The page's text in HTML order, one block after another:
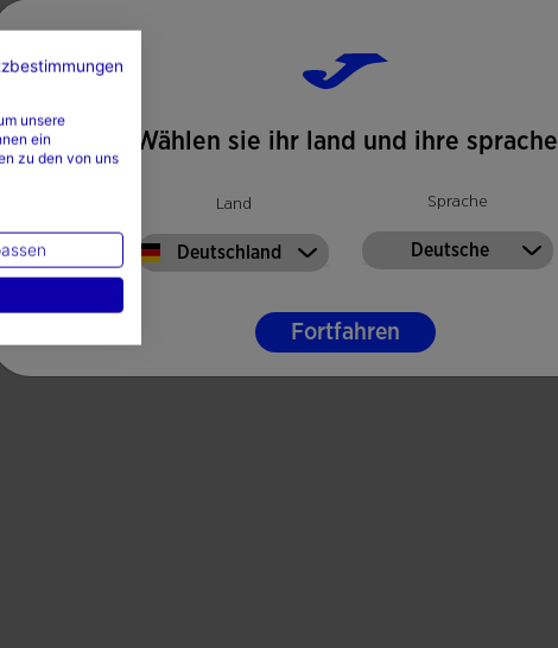
Wählen sie ihr land und ihre sprache
Land
Deutschland
Sprache
Deutsche
Fortfahren
unsere
ein
zu den von uns